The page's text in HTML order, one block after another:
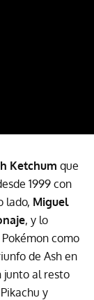
Ketchum que
1999 con
lado, Miguel
, y lo
como
de Ash en
junto al resto
y